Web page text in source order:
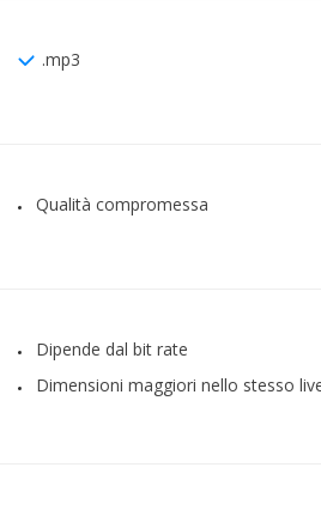
.mp3
Qualità compromessa
Dipende dal bit rate
Dimensioni maggiori nello stesso